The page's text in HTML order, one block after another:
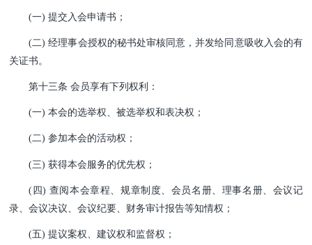
(一) 提交入会申请书；
(二) 经理事会授权的秘书处审核同意，并发给同意吸收入会的有
关证书。
第十三条 会员享有下列权利：
(一) 本会的选举权、被选举权和表决权；
(二) 参加本会的活动权；
(三) 获得本会服务的优先权；
(四) 查阅本会章程、规章制度、会员名册、理事名册、会议记
录、会议决议、会议纪要、财务审计报告等知情权；
(五) 提议案权、建议权和监督权；